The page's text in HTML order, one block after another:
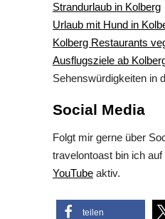
Strandurlaub in Kolberg
Urlaub mit Hund in
Kolberg Restaurants
Ausflugsziele ab
Sehenswürdigkeiten in
Social Media
Folgt mir gerne über
travelontoast bin ich auf
YouTube aktiv.
teilen